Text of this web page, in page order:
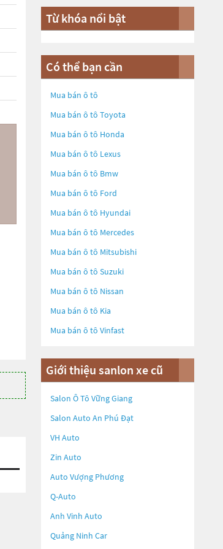
Từ khóa nổi bật
Có thể bạn cần
Mua bán ô tô
Mua bán ô tô Toyota
Mua bán ô tô Honda
Mua bán ô tô Lexus
Mua bán ô tô Bmw
Mua bán ô tô Ford
Mua bán ô tô Hyundai
Mua bán ô tô Mercedes
Mua bán ô tô Mitsubishi
Mua bán ô tô Suzuki
Mua bán ô tô Nissan
Mua bán ô tô Kia
Mua bán ô tô Vinfast
Giới thiệu sanlon xe cũ
Salon Ô Tô Vững Giang
Salon Auto An Phú Đạt
VH Auto
Zin Auto
Auto Vượng Phương
Q-Auto
Anh Vinh Auto
Quảng Ninh Car